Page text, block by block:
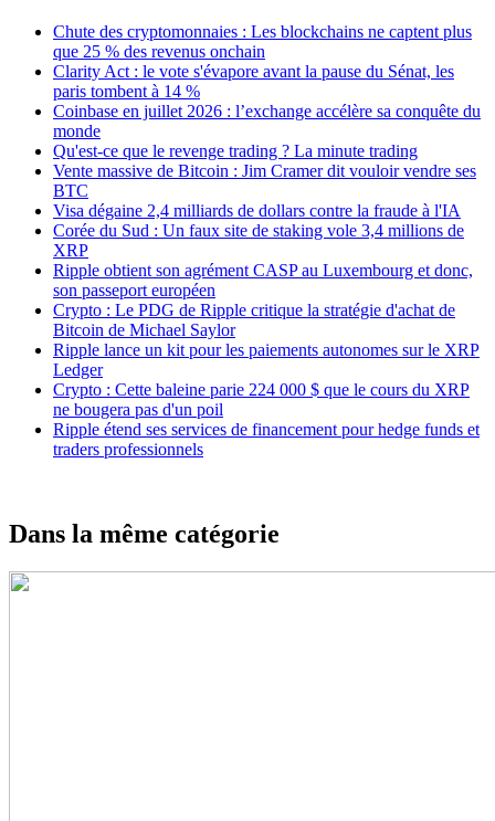
Chute des cryptomonnaies : Les blockchains ne captent plus
que 25 % des revenus onchain
Clarity Act : le vote s'évapore avant la pause du Sénat, les
paris tombent à 14 %
Coinbase en juillet 2026 : l’exchange accélère sa conquête du
monde
Qu'est-ce que le revenge trading ? La minute trading
Vente massive de Bitcoin : Jim Cramer dit vouloir vendre ses
BTC
Visa dégaine 2,4 milliards de dollars contre la fraude à l'IA
Corée du Sud : Un faux site de staking vole 3,4 millions de
XRP
Ripple obtient son agrément CASP au Luxembourg et donc,
son passeport européen
Crypto : Le PDG de Ripple critique la stratégie d'achat de
Bitcoin de Michael Saylor
Ripple lance un kit pour les paiements autonomes sur le XRP
Ledger
Crypto : Cette baleine parie 224 000 $ que le cours du XRP
ne bougera pas d'un poil
Ripple étend ses services de financement pour hedge funds et
traders professionnels
Dans la même catégorie